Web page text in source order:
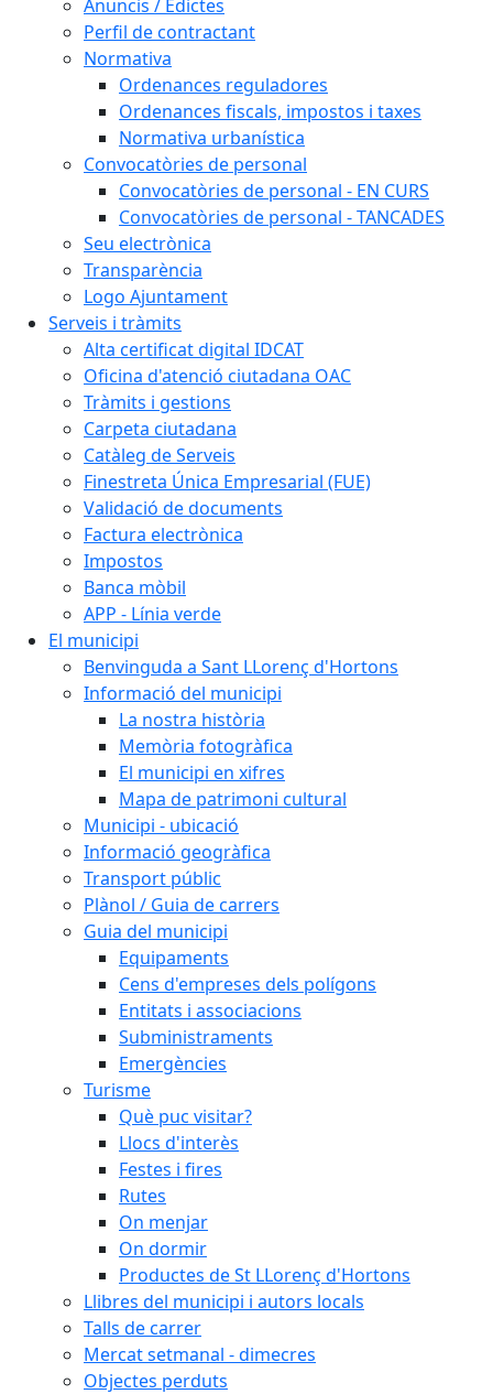
Anuncis / Edictes
Perfil de contractant
Normativa
Ordenances reguladores
Ordenances fiscals, impostos i taxes
Normativa urbanística
Convocatòries de personal
Convocatòries de personal - EN CURS
Convocatòries de personal - TANCADES
Seu electrònica
Transparència
Logo Ajuntament
Serveis i tràmits
Alta certificat digital IDCAT
Oficina d'atenció ciutadana OAC
Tràmits i gestions
Carpeta ciutadana
Catàleg de Serveis
Finestreta Única Empresarial (FUE)
Validació de documents
Factura electrònica
Impostos
Banca mòbil
APP - Línia verde
El municipi
Benvinguda a Sant LLorenç d'Hortons
Informació del municipi
La nostra història
Memòria fotogràfica
El municipi en xifres
Mapa de patrimoni cultural
Municipi - ubicació
Informació geogràfica
Transport públic
Plànol / Guia de carrers
Guia del municipi
Equipaments
Cens d'empreses dels polígons
Entitats i associacions
Subministraments
Emergències
Turisme
Què puc visitar?
Llocs d'interès
Festes i fires
Rutes
On menjar
On dormir
Productes de St LLorenç d'Hortons
Llibres del municipi i autors locals
Talls de carrer
Mercat setmanal - dimecres
Objectes perduts